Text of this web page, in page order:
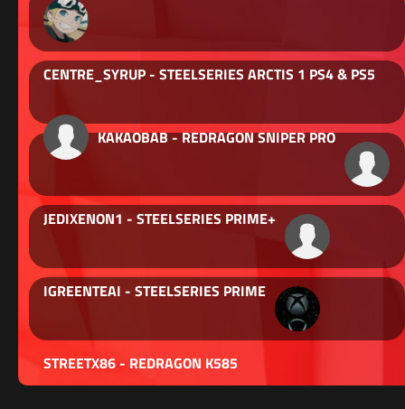
CENTRE_SYRUP - STEELSERIES ARCTIS 1 PS4 & PS5
KAKAOBAB - REDRAGON SNIPER PRO
JEDIXENON1 - STEELSERIES PRIME+
IGREENTEAI - STEELSERIES PRIME
STREETX86 - REDRAGON K585